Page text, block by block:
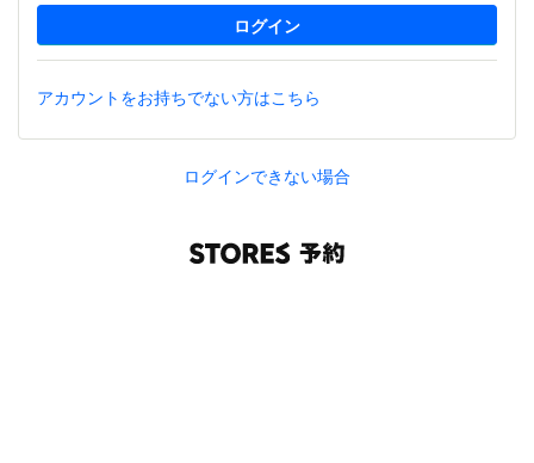
アカウントをお持ちでない方はこちら
ログインできない場合